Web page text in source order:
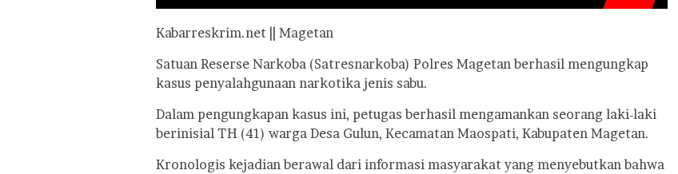
Kabarreskrim.net || Magetan
Satuan Reserse Narkoba (Satresnarkoba) Polres Magetan berhasil mengungkap
kasus penyalahgunaan narkotika jenis sabu.
Dalam pengungkapan kasus ini, petugas berhasil mengamankan seorang laki-laki
berinisial TH (41) warga Desa Gulun, Kecamatan Maospati, Kabupaten Magetan.
Kronologis kejadian berawal dari informasi masyarakat yang menyebutkan bahwa